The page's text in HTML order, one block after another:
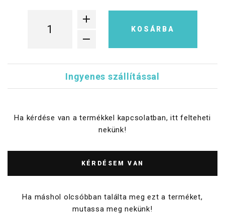
KOSÁRBA
Ingyenes szállítással
Ha kérdése van a termékkel kapcsolatban, itt felteheti
nekünk!
KÉRDÉSEM VAN
Ha máshol olcsóbban találta meg ezt a terméket,
mutassa meg nekünk!